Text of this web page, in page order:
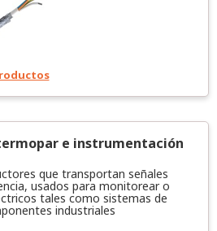
e instrumentación
que transportan señales
usados para monitorear o
tales como sistemas de
industriales